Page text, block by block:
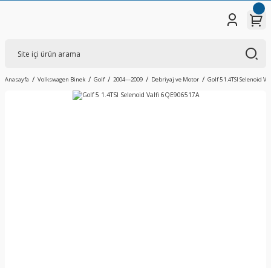
Anasayfa Volkswagen Binek Golf 2004---2009 Debriyaj ve Motor Golf 5 1.4TSI Selenoid